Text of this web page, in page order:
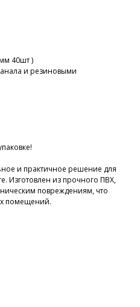
40шт )
и резиновыми
и практичное решение для
Изготовлен из прочного ПВХ,
повреждениям, что
помещений.